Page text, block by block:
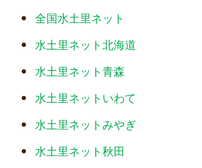
全国水土里ネット
水土里ネット北海道
水土里ネット青森
水土里ネットいわて
水土里ネットみやぎ
水土里ネット秋田